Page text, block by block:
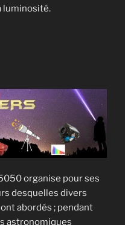
luminosité.
organise pour ses
desquelles divers
abordés ; pendant
astronomiques